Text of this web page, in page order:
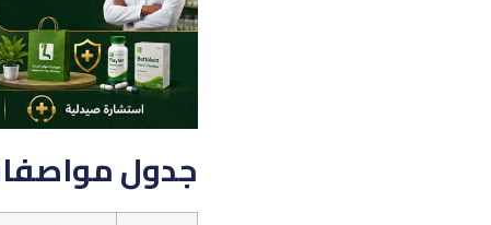
جدول مواصفات